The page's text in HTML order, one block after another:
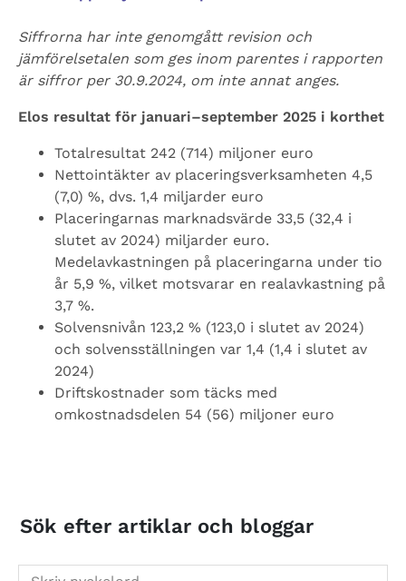
Siffrorna har inte genomgått revision och
jämförelsetalen som ges inom parentes i rapporten
är siffror per 30.9.2024, om inte annat anges.
Elos resultat för januari–september 2025 i korthet
Totalresultat 242 (714) miljoner euro
Nettointäkter av placeringsverksamheten 4,5
(7,0) %, dvs. 1,4 miljarder euro
Placeringarnas marknadsvärde 33,5 (32,4 i
slutet av 2024) miljarder euro.
Medelavkastningen på placeringarna under tio
år 5,9 %, vilket motsvarar en realavkastning på
3,7 %.
Solvensnivån 123,2 % (123,0 i slutet av 2024)
och solvensställningen var 1,4 (1,4 i slutet av
2024)
Driftskostnader som täcks med
omkostnadsdelen 54 (56) miljoner euro
Sök efter artiklar och bloggar